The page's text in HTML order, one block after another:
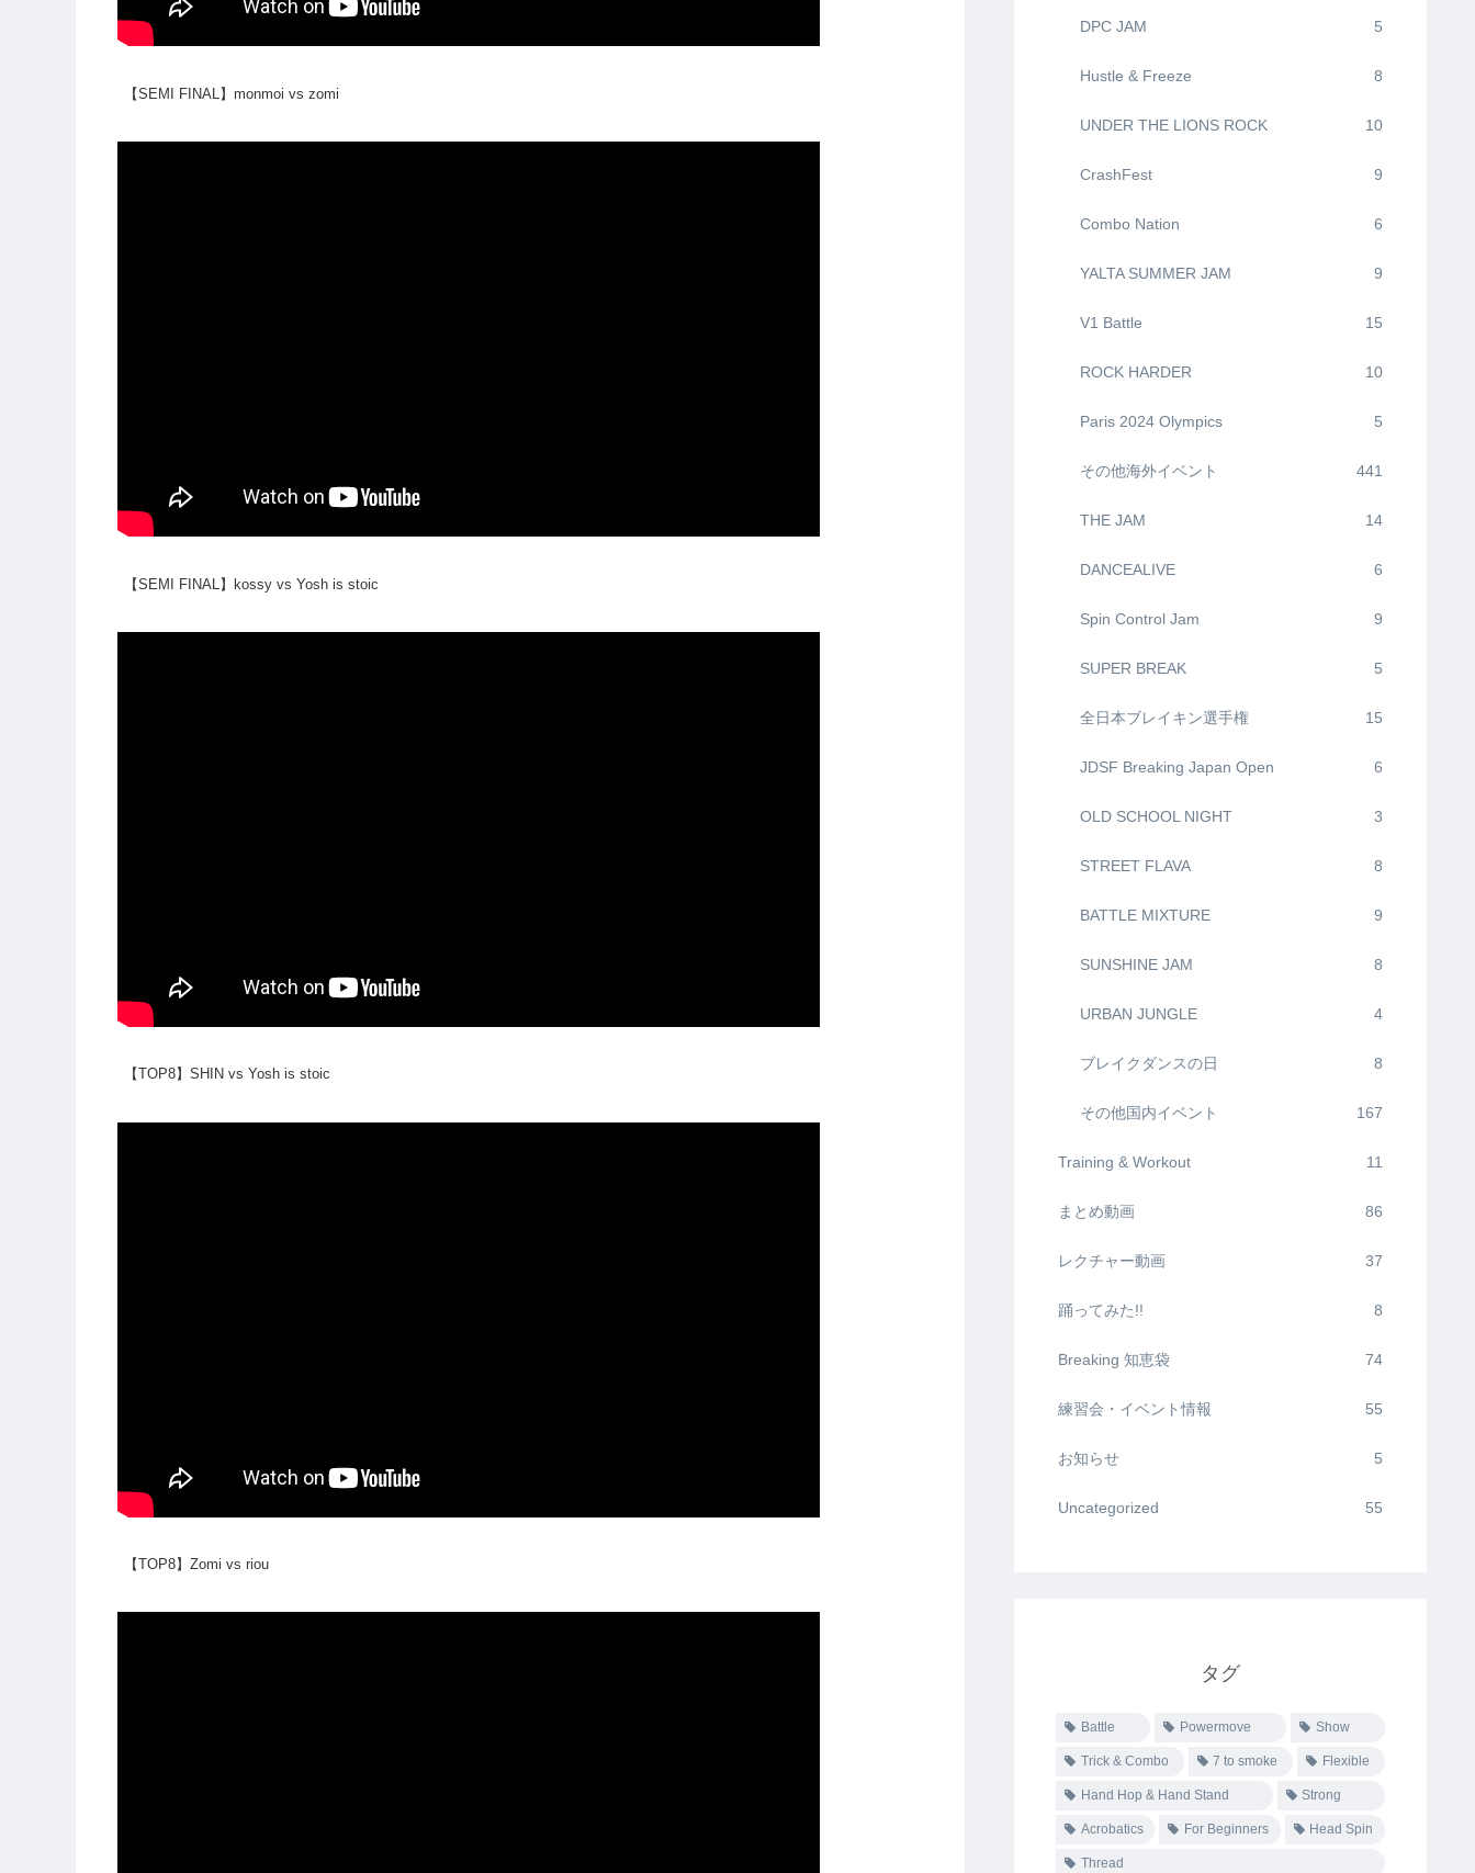
【SEMI FINAL】monmoi vs zomi
【SEMI FINAL】kossy vs Yosh is stoic
【TOP8】SHIN vs Yosh is stoic
【TOP8】Zomi vs riou
DPC JAM 5
Hustle & Freeze 8
UNDER THE LIONS ROCK 10
CrashFest 9
Combo Nation 6
YALTA SUMMER JAM 9
V1 Battle 15
ROCK HARDER 10
Paris 2024 Olympics 5
その他海外イベント 441
THE JAM 14
DANCEALIVE 6
Spin Control Jam 9
SUPER BREAK 5
全日本ブレイキン選手権 15
JDSF Breaking Japan Open 6
OLD SCHOOL NIGHT 3
STREET FLAVA 8
BATTLE MIXTURE 9
SUNSHINE JAM 8
URBAN JUNGLE 4
ブレイクダンスの日 8
その他国内イベント 167
Training & Workout 11
まとめ動画 86
レクチャー動画 37
踊ってみた!! 8
Breaking 知恵袋 74
練習会・イベント情報 55
お知らせ 5
Uncategorized 55
タグ
Battle Powermove Show
Trick & Combo 7 to smoke Flexible
Hand Hop & Hand Stand Strong
Acrobatics For Beginners Head Spin
Thread